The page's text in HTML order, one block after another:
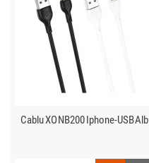
Cablu XO NB200 Iphone-USB Alb